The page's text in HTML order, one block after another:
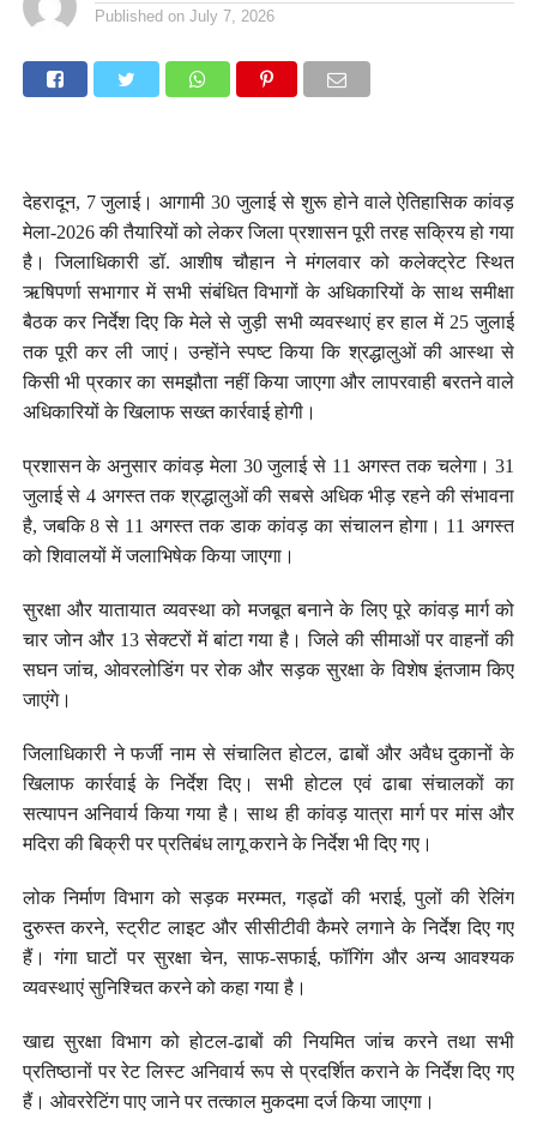
Published on July 7, 2026
देहरादून, 7 जुलाई। आगामी 30 जुलाई से शुरू होने वाले ऐतिहासिक कांवड़
मेला-2026 की तैयारियों को लेकर जिला प्रशासन पूरी तरह सक्रिय हो गया
है। जिलाधिकारी डॉ. आशीष चौहान ने मंगलवार को कलेक्ट्रेट स्थित
ऋषिपर्णा सभागार में सभी संबंधित विभागों के अधिकारियों के साथ समीक्षा
बैठक कर निर्देश दिए कि मेले से जुड़ी सभी व्यवस्थाएं हर हाल में 25 जुलाई
तक पूरी कर ली जाएं। उन्होंने स्पष्ट किया कि श्रद्धालुओं की आस्था से
किसी भी प्रकार का समझौता नहीं किया जाएगा और लापरवाही बरतने वाले
अधिकारियों के खिलाफ सख्त कार्रवाई होगी।
प्रशासन के अनुसार कांवड़ मेला 30 जुलाई से 11 अगस्त तक चलेगा। 31
जुलाई से 4 अगस्त तक श्रद्धालुओं की सबसे अधिक भीड़ रहने की संभावना
है, जबकि 8 से 11 अगस्त तक डाक कांवड़ का संचालन होगा। 11 अगस्त
को शिवालयों में जलाभिषेक किया जाएगा।
सुरक्षा और यातायात व्यवस्था को मजबूत बनाने के लिए पूरे कांवड़ मार्ग को
चार जोन और 13 सेक्टरों में बांटा गया है। जिले की सीमाओं पर वाहनों की
सघन जांच, ओवरलोडिंग पर रोक और सड़क सुरक्षा के विशेष इंतजाम किए
जाएंगे।
जिलाधिकारी ने फर्जी नाम से संचालित होटल, ढाबों और अवैध दुकानों के
खिलाफ कार्रवाई के निर्देश दिए। सभी होटल एवं ढाबा संचालकों का
सत्यापन अनिवार्य किया गया है। साथ ही कांवड़ यात्रा मार्ग पर मांस और
मदिरा की बिक्री पर प्रतिबंध लागू कराने के निर्देश भी दिए गए।
लोक निर्माण विभाग को सड़क मरम्मत, गड्ढों की भराई, पुलों की रेलिंग
दुरुस्त करने, स्ट्रीट लाइट और सीसीटीवी कैमरे लगाने के निर्देश दिए गए
हैं। गंगा घाटों पर सुरक्षा चेन, साफ-सफाई, फॉगिंग और अन्य आवश्यक
व्यवस्थाएं सुनिश्चित करने को कहा गया है।
खाद्य सुरक्षा विभाग को होटल-ढाबों की नियमित जांच करने तथा सभी
प्रतिष्ठानों पर रेट लिस्ट अनिवार्य रूप से प्रदर्शित कराने के निर्देश दिए गए
हैं। ओवररेटिंग पाए जाने पर तत्काल मुकदमा दर्ज किया जाएगा।